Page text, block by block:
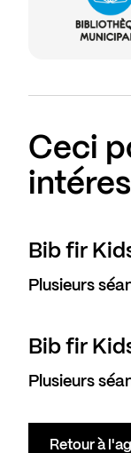
Ceci
Bib fir
Plusieurs
Bib fir
Plusieurs
Retour à